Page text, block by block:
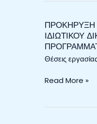
ATLAS)»
ΜΕ
Κ.Ε
(31.3022503/
ΙΔΙΩΤΙΚΟΥ
ΔΙΚΑΙΟΥ
ΟΡΙΣΜΕΝΟΥ
ΧΡΟΝΟΥ,
ΤΙΣ
ΤΟΥ
ΠΡΟΚΗΡΥΞΗ
ΙΔΙΩΤΙΚΟΥ
Θέσεις
ΠΡΟΚΗΡΥΞΗ
ΓΙΑ
ΤΗΝ
ΠΡΟΣΛΗΨΗ
(1)
ΜΕ
Read More »